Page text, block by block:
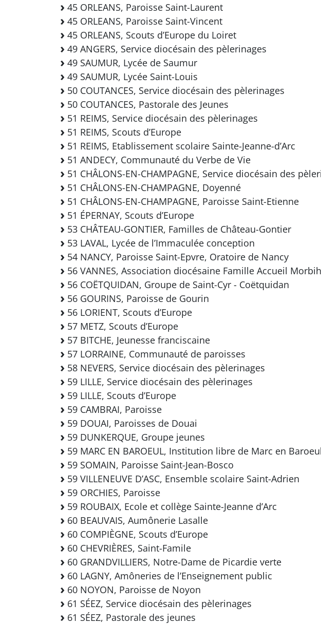
45 ORLEANS, Paroisse Saint-Laurent
45 ORLEANS, Paroisse Saint-Vincent
45 ORLEANS, Scouts d’Europe du Loiret
49 ANGERS, Service diocésain des pèlerinages
49 SAUMUR, Lycée de Saumur
49 SAUMUR, Lycée Saint-Louis
50 COUTANCES, Service diocésain des pèlerinages
50 COUTANCES, Pastorale des Jeunes
51 REIMS, Service diocésain des pèlerinages
51 REIMS, Scouts d’Europe
51 REIMS, Etablissement scolaire Sainte-Jeanne-d’Arc
51 ANDECY, Communauté du Verbe de Vie
51 CHÂLONS-EN-CHAMPAGNE, Service diocésain des
51 CHÂLONS-EN-CHAMPAGNE, Doyenné
51 CHÂLONS-EN-CHAMPAGNE, Paroisse Saint-Etienne
51 ÉPERNAY, Scouts d’Europe
53 CHÂTEAU-GONTIER, Familles de Château-Gontier
53 LAVAL, Lycée de l’Immaculée conception
54 NANCY, Paroisse Saint-Epvre, Oratoire de Nancy
56 VANNES, Association diocésaine Famille Accueil
56 COËTQUIDAN, Groupe de Saint-Cyr - Coëtquidan
56 GOURINS, Paroisse de Gourin
56 LORIENT, Scouts d’Europe
57 METZ, Scouts d’Europe
57 BITCHE, Jeunesse franciscaine
57 LORRAINE, Communauté de paroisses
58 NEVERS, Service diocésain des pèlerinages
59 LILLE, Service diocésain des pèlerinages
59 LILLE, Scouts d’Europe
59 CAMBRAI, Paroisse
59 DOUAI, Paroisses de Douai
59 DUNKERQUE, Groupe jeunes
59 MARC EN BAROEUL, Institution libre de Marc en Baroeul
59 SOMAIN, Paroisse Saint-Jean-Bosco
59 VILLENEUVE D’ASC, Ensemble scolaire Saint-Adrien
59 ORCHIES, Paroisse
59 ROUBAIX, Ecole et collège Sainte-Jeanne d’Arc
60 BEAUVAIS, Aumônerie Lasalle
60 COMPIÈGNE, Scouts d’Europe
60 CHEVRIÈRES, Saint-Famile
60 GRANDVILLIERS, Notre-Dame de Picardie verte
60 LAGNY, Amôneries de l’Enseignement public
60 NOYON, Paroisse de Noyon
61 SÉEZ, Service diocésain des pèlerinages
61 SÉEZ, Pastorale des jeunes